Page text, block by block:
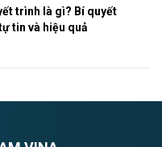
trình là gì? Bí quyết
tin và hiệu quả